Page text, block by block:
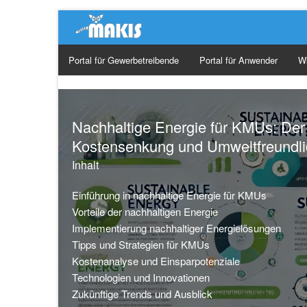
Portal für Gewerbetreibende Portal für Anwender
Nachhaltige Energie für KMUs:
Kostensenkung und
Inhalt
Einführung in nachhaltige Energie für KMUs
Vorteile der nachhaltigen Energie
Implementierung nachhaltiger Energielösungen
Tipps und Strategien für KMUs
Kostenanalyse und Einsparpotenziale
Technologien und Innovationen
Zukünftige Trends und Ausblick